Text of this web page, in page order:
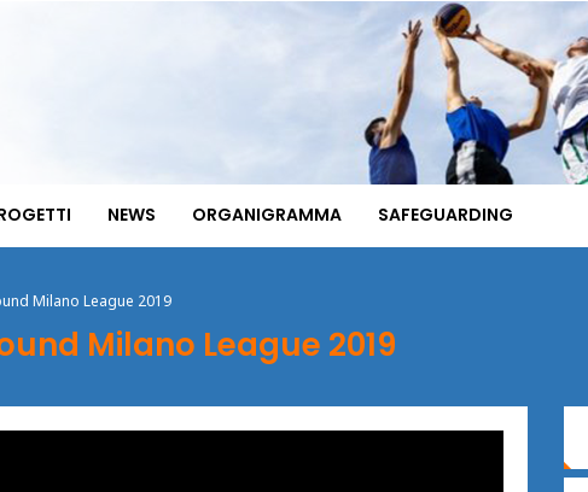
NEWS ORGANIGRAMMA SAFEGUARDING
Milano League 2019
Milano League 2019